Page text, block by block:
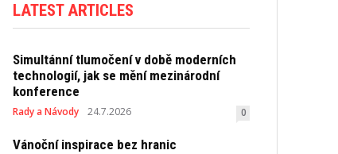
LATEST ARTICLES
Simultánní tlumočení v době moderních
technologií, jak se mění mezinárodní
konference
Rady a Návody 24.7.2026 0
Vánoční inspirace bez hranic